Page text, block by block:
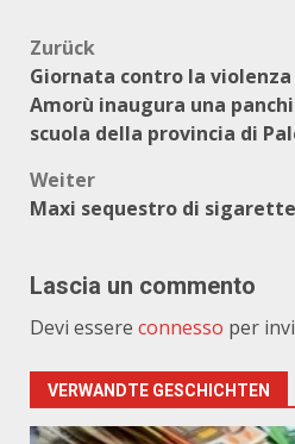
Zurück
Giornata contro la
Amorù inaugura una
scuola della provincia di
Weiter
Maxi sequestro di
Lascia un commento
Devi essere connesso per
VERWANDTE GESCHICHTEN